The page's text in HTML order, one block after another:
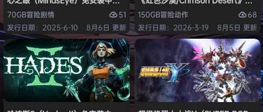
70GB冒险剧情
51
发行日期：2025-6-10
8月6日 更新
150GB冒险动作
68
发行日期：2026-3-19
8月5日 更新